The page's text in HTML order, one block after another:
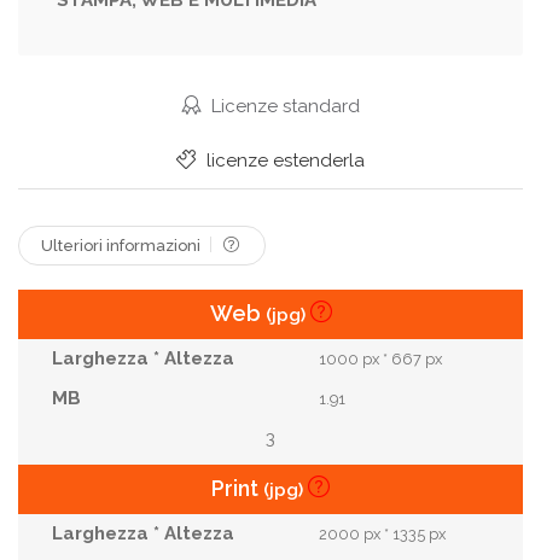
Allenamento Atleti Abbigliamento Sportivo
Corporatura Muscolosa
Allenamento Sportivo Consapevole Del Corpo
Spingere Verso L'alto Attrezzatura Per Esercizi
Attrezzatura Da Palestra Lezione Di Ginnastica
Gruppo Di Fitness Centro Sportivo
Licenze standard
licenze estenderla
Ulteriori informazioni
Web (jpg)
1000 px * 667 px
1.91
3
Print (jpg)
2000 px * 1335 px